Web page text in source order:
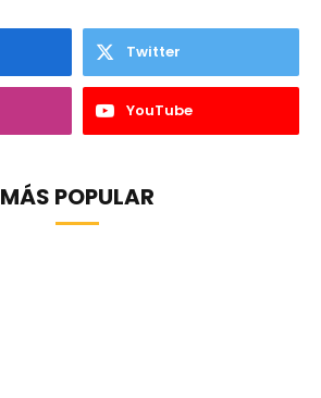
Twitter
YouTube
MÁS POPULAR